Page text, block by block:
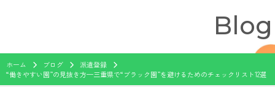
Blog
ホーム ブログ
派遣登録
“働きやすい園”の見抜き方—三重県で“ブラック園”を避けるためのチェックリスト12選